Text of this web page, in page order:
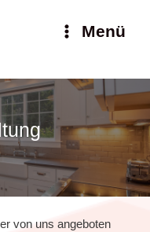
Menu
Menü
von uns angeboten